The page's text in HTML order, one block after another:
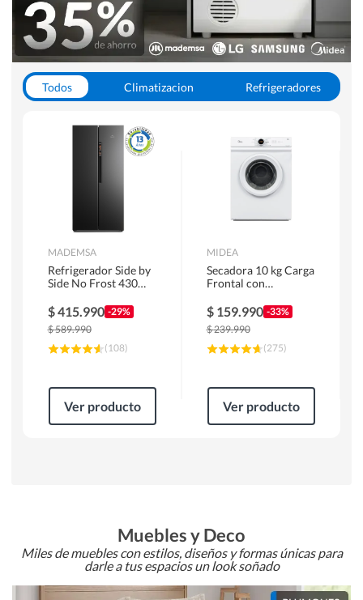
Todos Climatizacion
Refrigeradores
Hornos y Microondas
MADEMSA
Refrigerador Side by
Side No Frost 430
MAS430B
$415.990 -29%
$589.990
(108)
Ver producto
MIDEA
Secadora 10 kg Carga
Frontal con
MD100A100/W2
$ 159.990 -33%
$239.990
(275)
Ver producto
Muebles y Deco
Miles de muebles con estilos, diseños y formas únicas para
darle a tus espacios un look soñado